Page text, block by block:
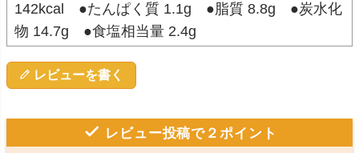
142kcal ●たんぱく質 1.1g ●脂質 8.8g ●炭水化
物 14.7g ●食塩相当量 2.4g
レビューを書く
レビュー投稿で２ポイント